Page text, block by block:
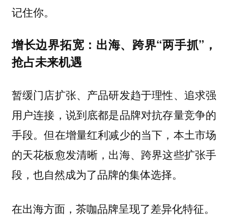
记住你。
增长边界拓宽：出海、跨界“两手抓”，
抢占未来机遇
暂缓门店扩张、产品研发趋于理性、追求强
用户连接，说到底都是品牌对抗存量竞争的
手段。但在增量红利减少的当下，本土市场
的天花板愈发清晰，出海、跨界这些扩张手
段，也自然成为了品牌的集体选择。
在出海方面，茶咖品牌呈现了差异化特征。